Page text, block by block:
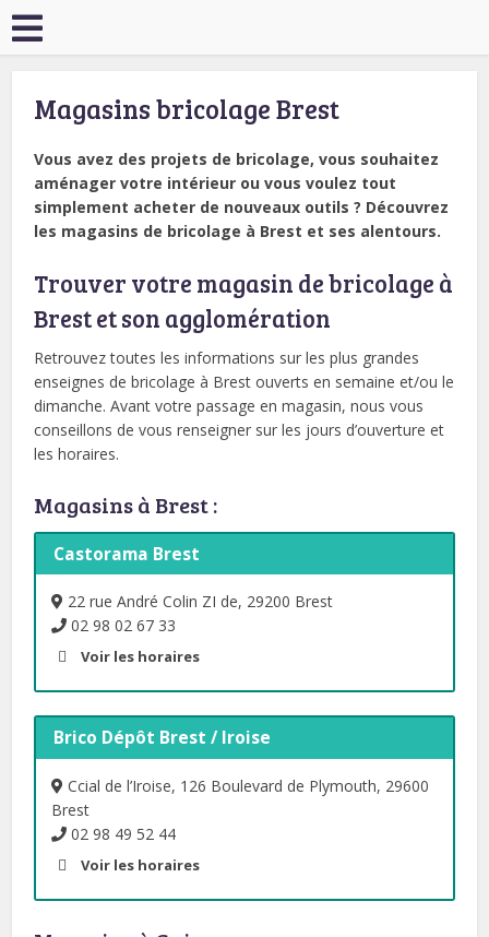
Magasins bricolage Brest
Vous avez des projets de bricolage, vous souhaitez
aménager votre intérieur ou vous voulez tout
simplement acheter de nouveaux outils ? Découvrez
les magasins de bricolage à Brest et ses alentours.
Trouver votre magasin de bricolage à
Brest et son agglomération
Retrouvez toutes les informations sur les plus grandes
enseignes de bricolage à Brest ouverts en semaine et/ou le
dimanche. Avant votre passage en magasin, nous vous
conseillons de vous renseigner sur les jours d’ouverture et
les horaires.
Magasins à Brest :
Castorama Brest
22 rue André Colin ZI de, 29200 Brest
02 98 02 67 33
Voir les horaires
Brico Dépôt Brest / Iroise
Ccial de l’Iroise, 126 Boulevard de Plymouth, 29600
Brest
02 98 49 52 44
Voir les horaires